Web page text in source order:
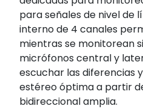
para señales de nivel de
interno de 4 canales
mientras se monitorean
micrófonos central y
escuchar las diferencias
estéreo óptima a partir
bidireccional amplia.